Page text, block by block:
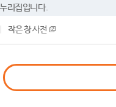
리집입니다.
작은 창 사전